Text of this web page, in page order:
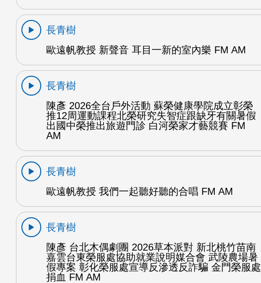
長青樹
歐遠帆教授 新聲音 耳目一新的室內樂 FM AM
長青樹
陳彥 2026全台戶外活動 蘇榮健康學院成立彰榮
推12周運動課程北榮研究失智症跟缺牙有關暑假
出國中榮推出旅遊門診 白河榮家才藝競賽 FM
AM
長青樹
歐遠帆教授 我們一起聽好聽的合唱 FM AM
長青樹
陳彥 台北木偶劇團 2026草本派對 新北桃竹苗南
嘉雲台東榮服處協助就業說明媒合會 武陵農場暑
假專案 彰化榮服處宣導反滲透反詐騙 金門榮服處
捐血 FM AM